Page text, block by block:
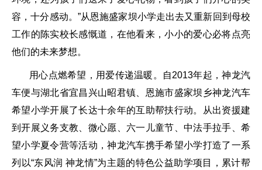
容，十分感动。”从恩施盛家坝小学走出去又重新回到母校
工作的陈实校长感慨道，在他看来，小小的爱心必将点亮
他们的未来梦想。
用心点燃希望，用爱传递温暖。自2013年起，神龙汽
车便与湖北省宜昌兴山昭君镇、恩施市盛家坝乡神龙汽车
希望小学开展了长达十余年的互助帮扶行动。从出资援建
到开展义务支教、微心愿、六一儿童节、中法手拉手、希
望小学夏令营等活动，神龙汽车携手希望小学打造了一系
列以“东风润 神龙情”为主题的特色公益助学项目，累计帮